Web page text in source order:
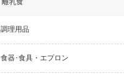
離乳食
調理用品
食器･食具・エプロン